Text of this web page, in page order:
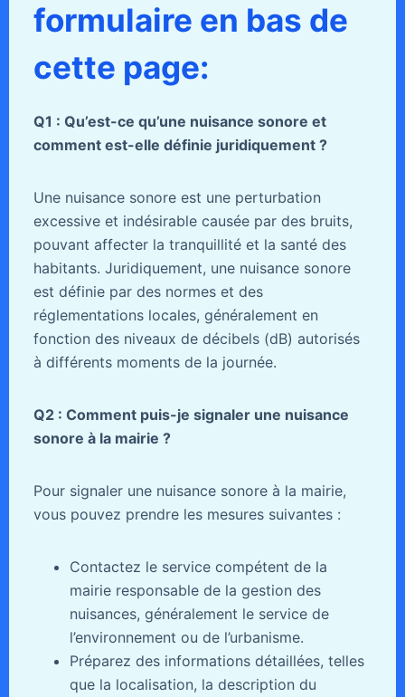
formulaire en bas de
cette page:
Q1 : Qu’est-ce qu’une nuisance sonore et
comment est-elle définie juridiquement ?
Une nuisance sonore est une perturbation
excessive et indésirable causée par des bruits,
pouvant affecter la tranquillité et la santé des
habitants. Juridiquement, une nuisance sonore
est définie par des normes et des
réglementations locales, généralement en
fonction des niveaux de décibels (dB) autorisés
à différents moments de la journée.
Q2 : Comment puis-je signaler une nuisance
sonore à la mairie ?
Pour signaler une nuisance sonore à la mairie,
vous pouvez prendre les mesures suivantes :
Contactez le service compétent de la
mairie responsable de la gestion des
nuisances, généralement le service de
l’environnement ou de l’urbanisme.
Préparez des informations détaillées, telles
que la localisation, la description du